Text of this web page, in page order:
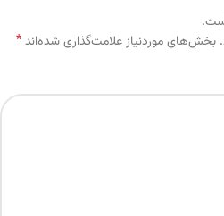
بخش‌های موردنیاز علامت‌گذاری شده‌اند*